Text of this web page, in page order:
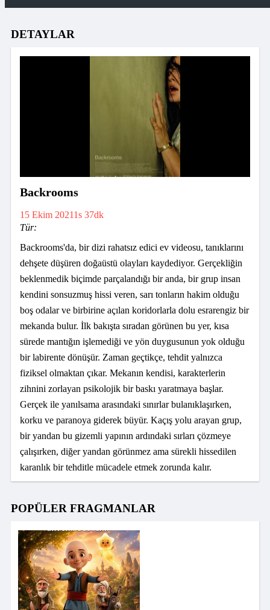
DETAYLAR
Backrooms
15 Ekim 20211s 37dk
Tür:
Backrooms'da, bir dizi rahatsız edici ev videosu, tanıklarını
dehşete düşüren doğaüstü olayları kaydediyor. Gerçekliğin
beklenmedik biçimde parçalandığı bir anda, bir grup insan
kendini sonsuzmuş hissi veren, sarı tonların hakim olduğu
boş odalar ve birbirine açılan koridorlarla dolu esrarengiz bir
mekanda bulur. İlk bakışta sıradan görünen bu yer, kısa
sürede mantığın işlemediği ve yön duygusunun yok olduğu
bir labirente dönüşür. Zaman geçtikçe, tehdit yalnızca
fiziksel olmaktan çıkar. Mekanın kendisi, karakterlerin
zihnini zorlayan psikolojik bir baskı yaratmaya başlar.
Gerçek ile yanılsama arasındaki sınırlar bulanıklaşırken,
korku ve paranoya giderek büyür. Kaçış yolu arayan grup,
bir yandan bu gizemli yapının ardındaki sırları çözmeye
çalışırken, diğer yandan görünmez ama sürekli hissedilen
karanlık bir tehditle mücadele etmek zorunda kalır.
POPÜLER FRAGMANLAR